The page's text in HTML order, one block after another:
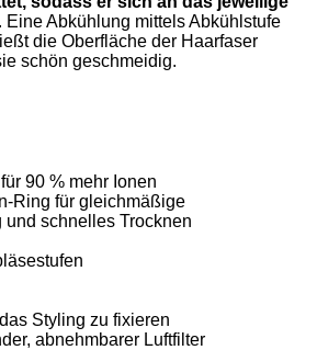
. Eine Abkühlung mittels Abkühlstufe
die Oberfläche der Haarfaser
schön geschmeidig.
90 % mehr Ionen
Ring für gleichmäßige
und schnelles Trocknen
Styling zu fixieren
abnehmbarer Luftfilter